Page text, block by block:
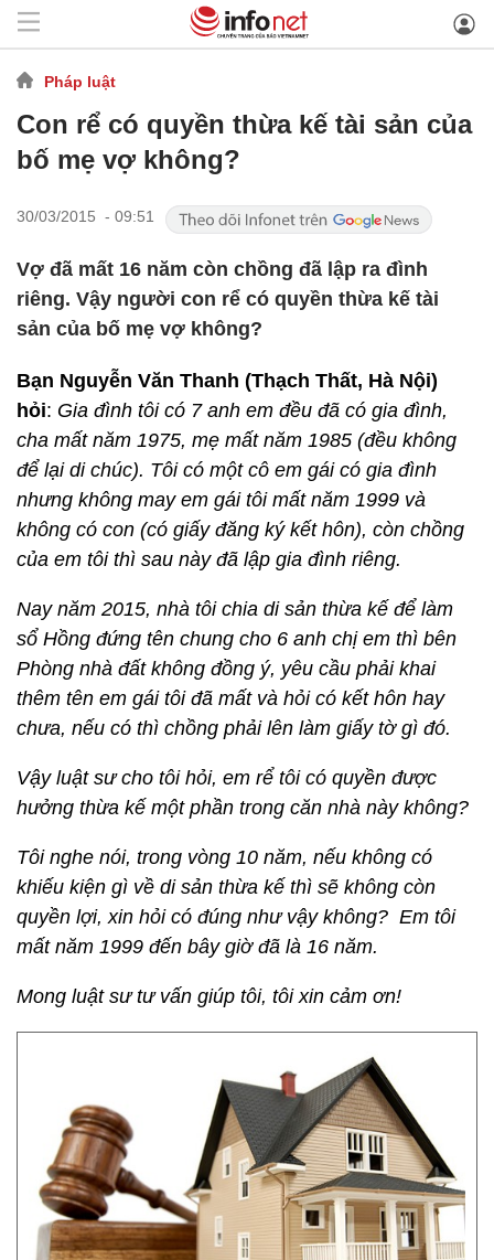
Pháp luật
Con rể có quyền thừa kế tài sản của
bố mẹ vợ không?
30/03/2015 - 09:51
Vợ đã mất 16 năm còn chồng đã lập ra đình
riêng. Vậy người con rể có quyền thừa kế tài
sản của bố mẹ vợ không?
Bạn Nguyễn Văn Thanh (Thạch Thất, Hà Nội)
hỏi: Gia đình tôi có 7 anh em đều đã có gia đình,
cha mất năm 1975, mẹ mất năm 1985 (đều không
để lại di chúc). Tôi có một cô em gái có gia đình
nhưng không may em gái tôi mất năm 1999 và
không có con (có giấy đăng ký kết hôn), còn chồng
của em tôi thì sau này đã lập gia đình riêng.
Nay năm 2015, nhà tôi chia di sản thừa kế để làm
sổ Hồng đứng tên chung cho 6 anh chị em thì bên
Phòng nhà đất không đồng ý, yêu cầu phải khai
thêm tên em gái tôi đã mất và hỏi có kết hôn hay
chưa, nếu có thì chồng phải lên làm giấy tờ gì đó.
Vậy luật sư cho tôi hỏi, em rể tôi có quyền được
hưởng thừa kế một phần trong căn nhà này không?
Tôi nghe nói, trong vòng 10 năm, nếu không có
khiếu kiện gì về di sản thừa kế thì sẽ không còn
quyền lợi, xin hỏi có đúng như vậy không? Em tôi
mất năm 1999 đến bây giờ đã là 16 năm.
Mong luật sư tư vấn giúp tôi, tôi xin cảm ơn!